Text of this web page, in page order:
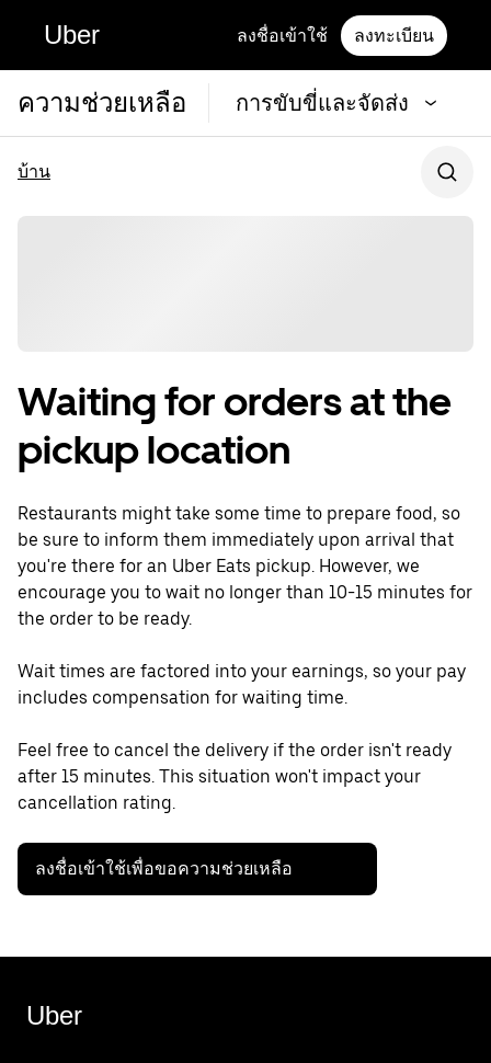
Uber ลงชื่อเข้าใช้ ลงทะเบียน
ความช่วยเหลือ การขับขี่และจัดส่ง
บ้าน
Waiting for orders at the
pickup location
Restaurants might take some time to prepare food, so
be sure to inform them immediately upon arrival that
you're there for an Uber Eats pickup. However, we
encourage you to wait no longer than 10-15 minutes for
the order to be ready.
Wait times are factored into your earnings, so your pay
includes compensation for waiting time.
Feel free to cancel the delivery if the order isn't ready
after 15 minutes. This situation won't impact your
cancellation rating.
ลงชื่อเข้าใช้เพื่อขอความช่วยเหลือ
Uber